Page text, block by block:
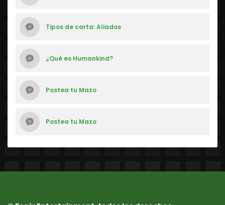
Tipos de carta: Aliados
¿Qué es Humankind?
Postea tu Mazo
Postea tu Mazo